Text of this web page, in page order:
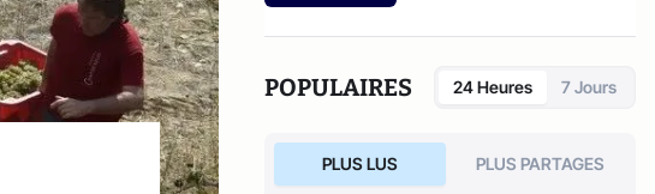
POPULAIRES 24 Heures 7 Jours
PLUS LUS PLUS PARTAGES